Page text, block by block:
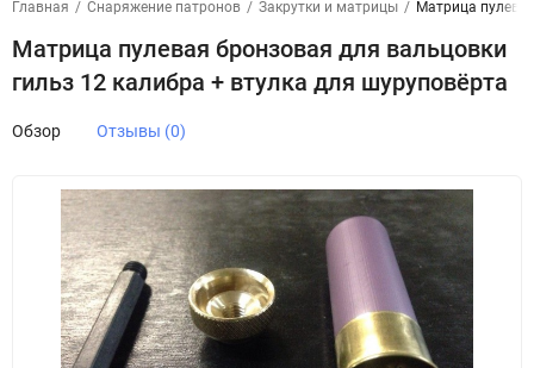
Главная / Снаряжение патронов / Закрутки и матрицы / Матрица
Матрица пулевая бронзовая для вальцовки
гильз 12 калибра + втулка для шуруповёрта
Обзор Отзывы (0)